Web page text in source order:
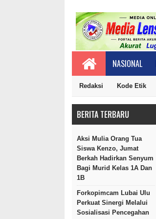
NASIONAL
Redaksi Kode Etik
BERITA TERBARU
Aksi Mulia Orang Tua
Siswa Kenzo, Jumat
Berkah Hadirkan Senyum
Bagi Murid Kelas 1A Dan
1B
Forkopimcam Lubai Ulu
Perkuat Sinergi Melalui
Sosialisasi Pencegahan